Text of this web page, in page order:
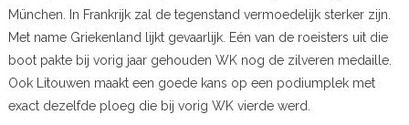
München. In Frankrijk zal de tegenstand vermoedelijk sterker zijn.
Met name Griekenland lijkt gevaarlijk. Eén van de roeisters uit die
boot pakte bij vorig jaar gehouden WK nog de zilveren medaille.
Ook Litouwen maakt een goede kans op een podiumplek met
exact dezelfde ploeg die bij vorig WK vierde werd.